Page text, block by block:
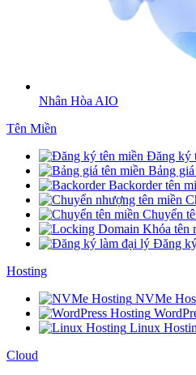
Nhân Hòa AIO
Tên Miền
Đăng ký
Bảng
Backorder tên
Chuyển
Khóa tên
Đăng
Hosting
NVMe
Linux
Cloud